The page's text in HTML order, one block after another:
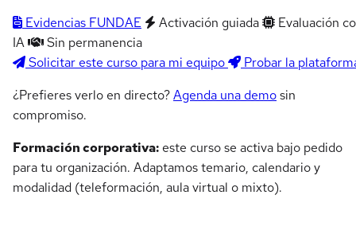
Evidencias FUNDAE
Activación guiada
Evaluación
IA
Sin permanencia
Solicitar este curso para mi equipo
Probar la
¿Prefieres verlo en directo?Agenda una demosin
compromiso.
Formación corporativa: este curso se activa bajo pedido
para tu organización. Adaptamos temario, calendario y
modalidad (teleformación, aula virtual o mixto).